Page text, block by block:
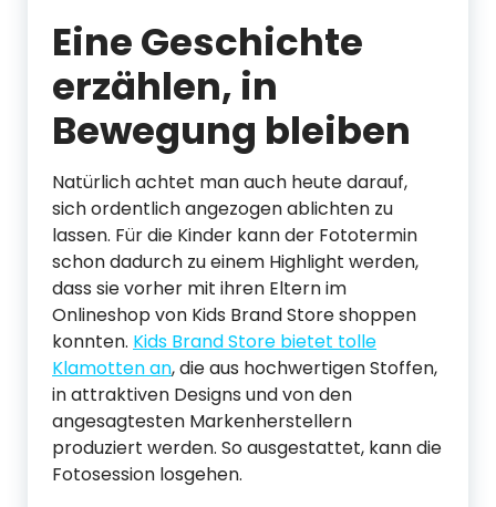
Eine Geschichte
erzählen, in
Bewegung bleiben
Natürlich achtet man auch heute darauf,
sich ordentlich angezogen ablichten zu
lassen. Für die Kinder kann der Fototermin
schon dadurch zu einem Highlight werden,
dass sie vorher mit ihren Eltern im
Onlineshop von Kids Brand Store shoppen
konnten. Kids Brand Store bietet tolle
Klamotten an, die aus hochwertigen Stoffen,
in attraktiven Designs und von den
angesagtesten Markenherstellern
produziert werden. So ausgestattet, kann die
Fotosession losgehen.